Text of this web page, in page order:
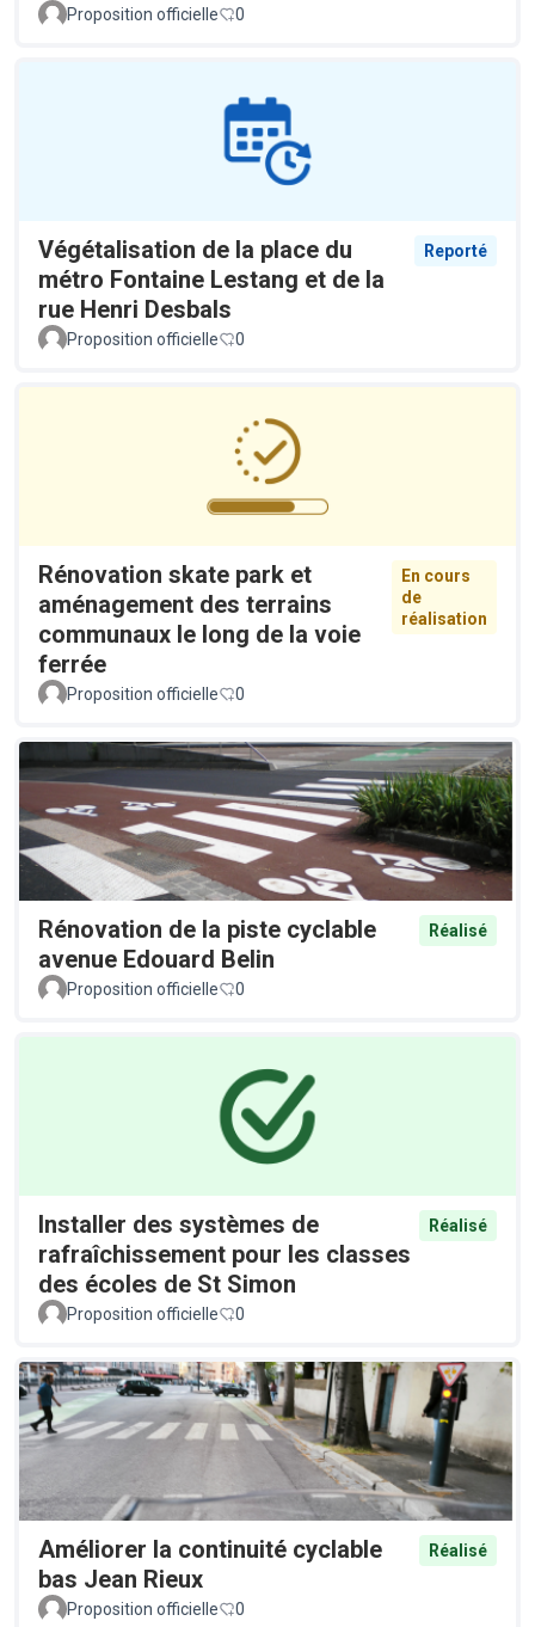
Proposition officielle 0
Végétalisation de la place du
métro Fontaine Lestang et de la
rue Henri Desbals
Reporté
Proposition officielle 0
Rénovation skate park et
aménagement des terrains
communaux le long de la voie
ferrée
En cours
de
réalisation
Proposition officielle 0
Rénovation de la piste cyclable
avenue Edouard Belin
Réalisé
Proposition officielle 0
Installer des systèmes de
rafraîchissement pour les classes
des écoles de St Simon
Réalisé
Proposition officielle 0
Améliorer la continuité cyclable
bas Jean Rieux
Réalisé
Proposition officielle 0